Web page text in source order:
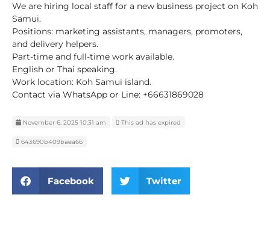
We are hiring local staff for a new business project on Koh
Samui.
Positions: marketing assistants, managers, promoters,
and delivery helpers.
Part-time and full-time work available.
English or Thai speaking.
Work location: Koh Samui island.
Contact via WhatsApp or Line: +66631869028
November 6, 2025 10:31 am This ad has expired
643690b409baea66
Facebook Twitter